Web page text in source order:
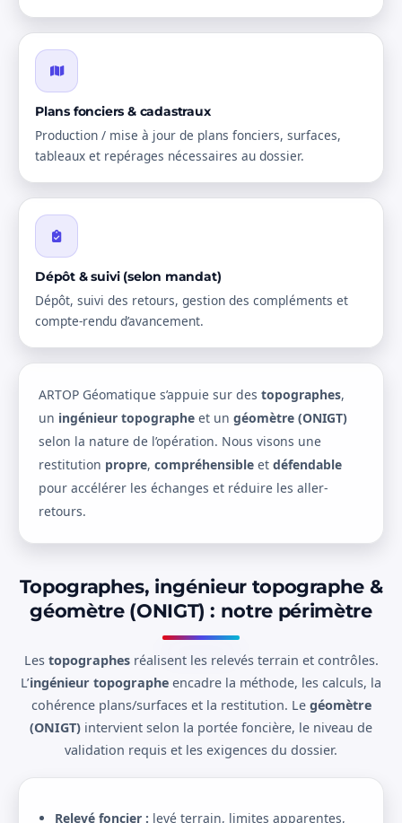
Plans fonciers & cadastraux
Production / mise à jour de plans fonciers, surfaces,
tableaux et repérages nécessaires au dossier.
Dépôt & suivi (selon mandat)
Dépôt, suivi des retours, gestion des compléments et
compte-rendu d’avancement.
ARTOP Géomatique s’appuie sur des topographes,
un ingénieur topographe et un géomètre (ONIGT)
selon la nature de l’opération. Nous visons une
restitution propre, compréhensible et défendable
pour accélérer les échanges et réduire les aller-
retours.
Topographes, ingénieur topographe &
géomètre (ONIGT) : notre périmètre
Les topographesréalisent les relevés terrain et contrôles.
L’ingénieur topographe encadre la méthode, les calculs, la
cohérence plans/surfaces et la restitution. Le géomètre
(ONIGT) intervient selon la portée foncière, le niveau de
validation requis et les exigences du dossier.
Relevé foncier : levé terrain, limites apparentes,